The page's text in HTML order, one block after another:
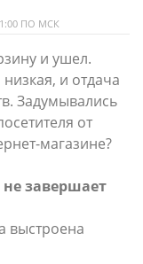
ПО МСК
и ушел.
и отдача
Задумывались
от
магазине?
завершает
выстроена